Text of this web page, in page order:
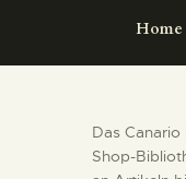
Home
Das
Shop-